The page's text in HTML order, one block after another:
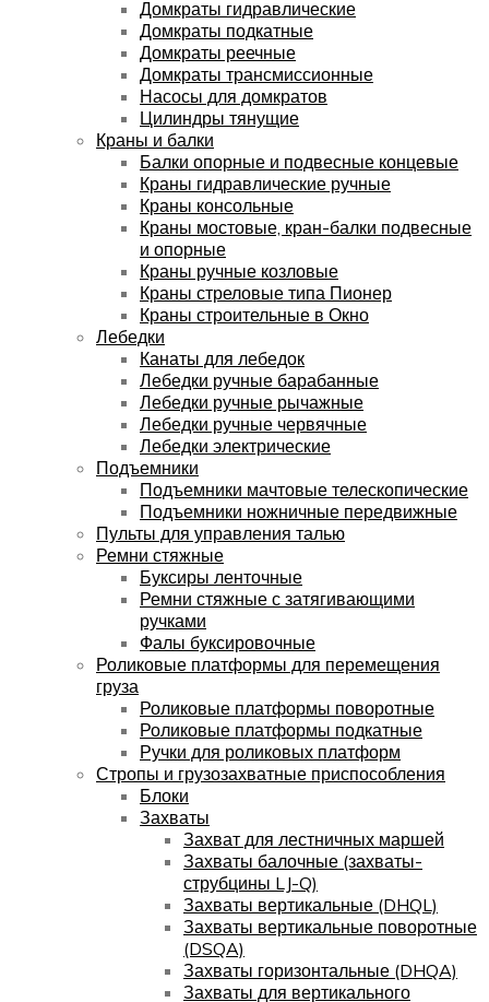
Домкраты гидравлические
Домкраты подкатные
Домкраты реечные
Домкраты трансмиссионные
Насосы для домкратов
Цилиндры тянущие
Краны и балки
Балки опорные и подвесные концевые
Краны гидравлические ручные
Краны консольные
Краны мостовые, кран-балки подвесные
и опорные
Краны ручные козловые
Краны стреловые типа Пионер
Краны строительные в Окно
Лебедки
Канаты для лебедок
Лебедки ручные барабанные
Лебедки ручные рычажные
Лебедки ручные червячные
Лебедки электрические
Подъемники
Подъемники мачтовые телескопические
Подъемники ножничные передвижные
Пульты для управления талью
Ремни стяжные
Буксиры ленточные
Ремни стяжные с затягивающими
ручками
Фалы буксировочные
Роликовые платформы для перемещения
груза
Роликовые платформы поворотные
Роликовые платформы подкатные
Ручки для роликовых платформ
Стропы и грузозахватные приспособления
Блоки
Захваты
Захват для лестничных маршей
Захваты балочные (захваты-
струбцины LJ-Q)
Захваты вертикальные (DHQL)
Захваты вертикальные поворотные
(DSQA)
Захваты горизонтальные (DHQA)
Захваты для вертикального